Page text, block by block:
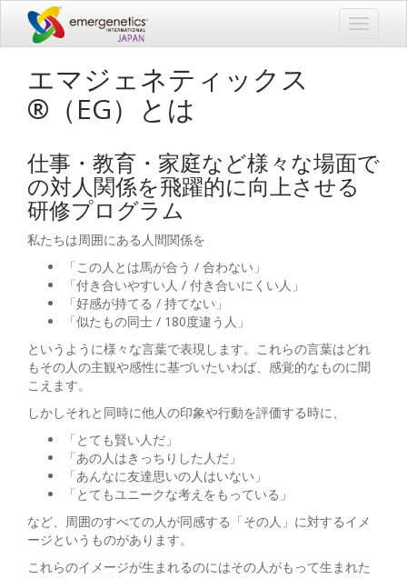
Toggle
エマジェネティックス
®（EG）とは
仕事・教育・家庭など様々な場面で
の対人関係を飛躍的に向上させる
研修プログラム
私たちは周囲にある人間関係を
「この人とは馬が合う / 合わない」
「付き合いやすい人 / 付き合いにくい人」
「好感が持てる / 持てない」
「似たもの同士 / 180度違う人」
というように様々な言葉で表現します。これらの言葉はどれ
もその人の主観や感性に基づいたいわば、感覚的なものに聞
こえます。
しかしそれと同時に他人の印象や行動を評価する時に、
「とても賢い人だ」
「あの人はきっちりした人だ」
「あんなに友達思いの人はいない」
「とてもユニークな考えをもっている」
など、周囲のすべての人が同感する「その人」に対するイメ
ージというものがあります。
これらのイメージが生まれるのにはその人がもって生まれた